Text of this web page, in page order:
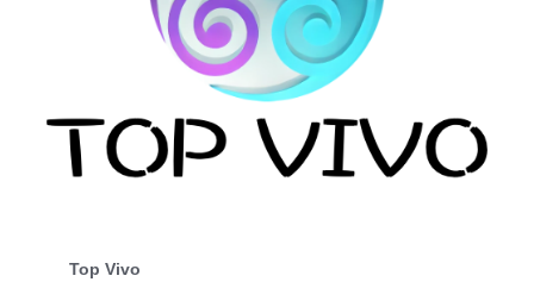
Top Vivo